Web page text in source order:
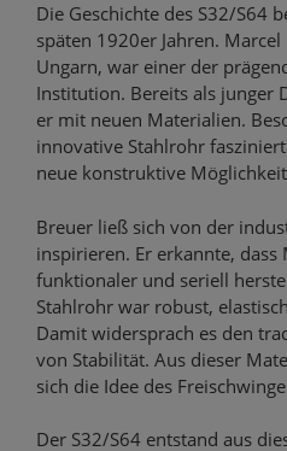
Die Geschichte des S32/S64
späten 1920er Jahren.
Ungarn, war einer der
Institution. Bereits als junger
er mit neuen Materialien.
innovative Stahlrohr
neue konstruktive
Breuer ließ sich von der
inspirieren. Er erkannte, dass
funktionaler und seriell
Stahlrohr war robust,
Damit widersprach es den
von Stabilität. Aus dieser
sich die Idee des
Der S32/S64 entstand aus